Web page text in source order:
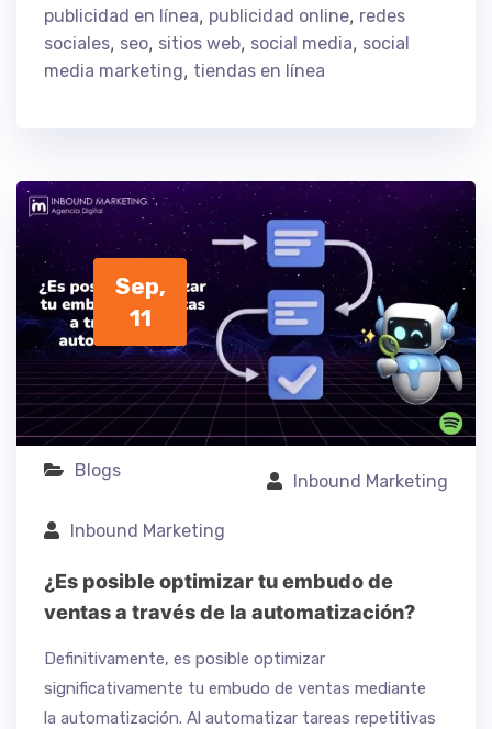
publicidad en línea, publicidad online, redes
sociales, seo, sitios web, social media, social
media marketing, tiendas en línea
Sep,
11
Blogs
Inbound Marketing
Inbound Marketing
¿Es posible optimizar tu embudo de
ventas a través de la automatización?
Definitivamente, es posible optimizar
significativamente tu embudo de ventas mediante
la automatización. Al automatizar tareas repetitivas